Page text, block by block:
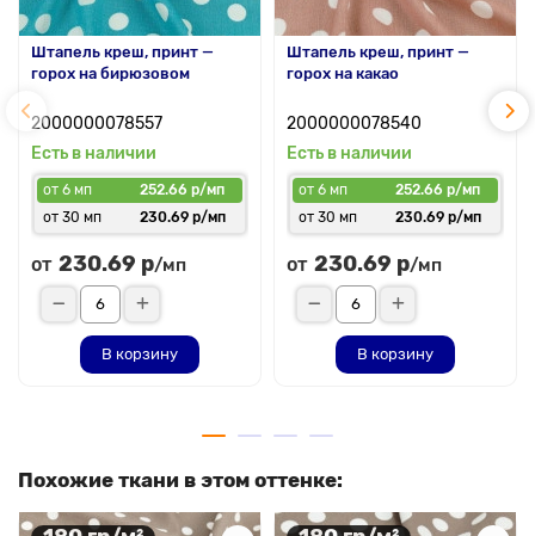
Штапель креш, принт —
горох на бирюзовом
2000000078557
Есть в наличии
от 6 мп
252.66 р/мп
от 30 мп
230.69 р/мп
от 230.69 р/мп
В корзину
Штапель креш, принт —
горох на какао
2000000078540
Есть в наличии
от 6 мп
252.66 р/мп
от 30 мп
230.69 р/мп
от 230.69 р/мп
В корзину
Похожие ткани в этом оттенке: